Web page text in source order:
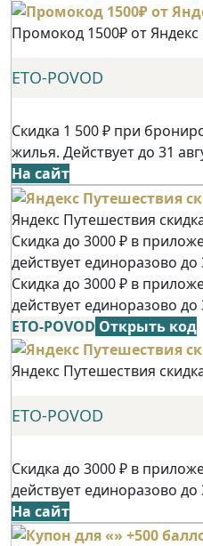
Промокод 1500₽ от
ETO-POVOD
Скидка 1 500 ₽ при
жилья. Действует до 31
На сайт
Яндекс Путешествия
Скидка до 3000 ₽ в
действует единоразово до
Скидка до 3000 ₽ в
действует единоразово до
ETO-POVOD Открыть код
Яндекс Путешествия
ETO-POVOD
Скидка до 3000 ₽ в
действует единоразово до
На сайт